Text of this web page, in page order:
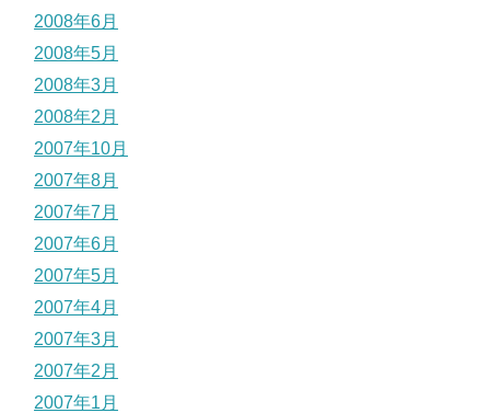
2008年6月
2008年5月
2008年3月
2008年2月
2007年10月
2007年8月
2007年7月
2007年6月
2007年5月
2007年4月
2007年3月
2007年2月
2007年1月